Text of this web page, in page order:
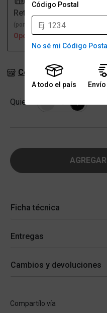
Código Postal
No sé mi Código Postal
A todo el país
Retiro
(por una sucursal)
Opción no disponible
Consultar stock en
Quiero - +
Ficha técnica
Entregas
Cambios y devoluciones
Compartílo vía